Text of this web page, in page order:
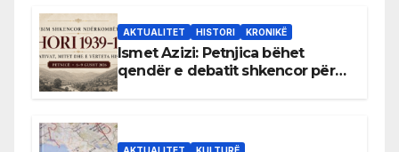
AKTUALITET HISTORI KRONIKË
Ismet Azizi: Petnjica bëhet
qendër e debatit shkencor për